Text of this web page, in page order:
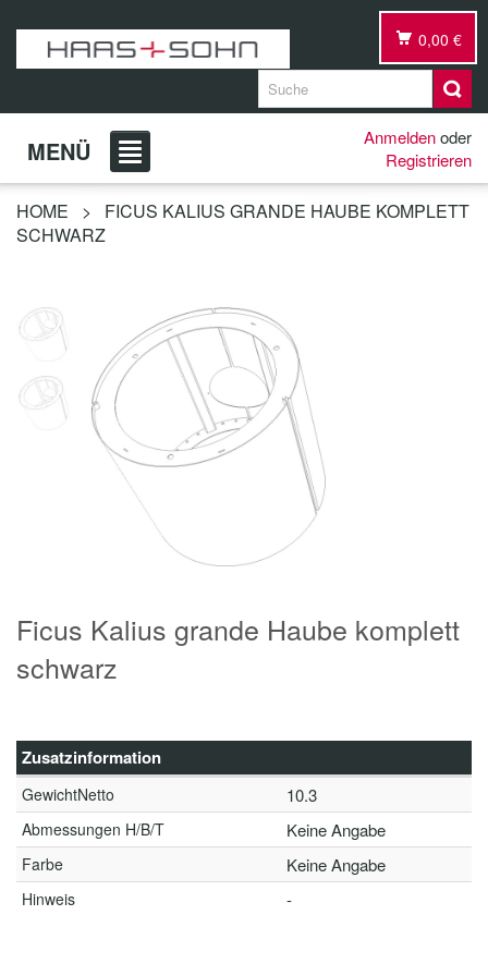
0,00 €
MENÜ Anmeldenoder
Registrieren
HOME >
FICUS KALIUS GRANDE HAUBE KOMPLETT
SCHWARZ
Ficus Kalius grande Haube komplett
schwarz
Zusatzinformation
GewichtNetto 10.3
Abmessungen H/B/T Keine Angabe
Farbe Keine Angabe
Hinweis -